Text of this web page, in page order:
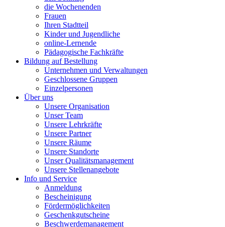
die Wochenenden
Frauen
Ihren Stadtteil
Kinder und Jugendliche
online-Lernende
Pädagogische Fachkräfte
Bildung auf Bestellung
Unternehmen und Verwaltungen
Geschlossene Gruppen
Einzelpersonen
Über uns
Unsere Organisation
Unser Team
Unsere Lehrkräfte
Unsere Partner
Unsere Räume
Unsere Standorte
Unser Qualitätsmanagement
Unsere Stellenangebote
Info und Service
Anmeldung
Bescheinigung
Fördermöglichkeiten
Geschenkgutscheine
Beschwerdemanagement